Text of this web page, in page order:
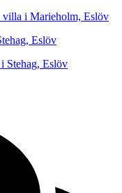
villa i Marieholm, Eslöv
Eslöv
Stehag, Eslöv